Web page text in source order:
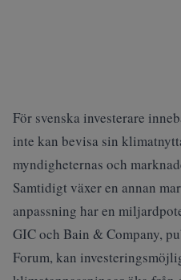
För svenska investerare
inte kan bevisa sin
myndigheternas och
Samtidigt växer en annan
anpassning har en
GIC och Bain & Company,
Forum, kan